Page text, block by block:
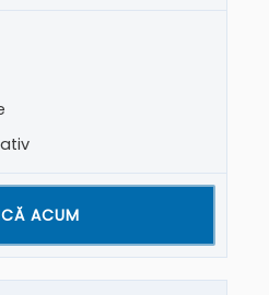
ACUM